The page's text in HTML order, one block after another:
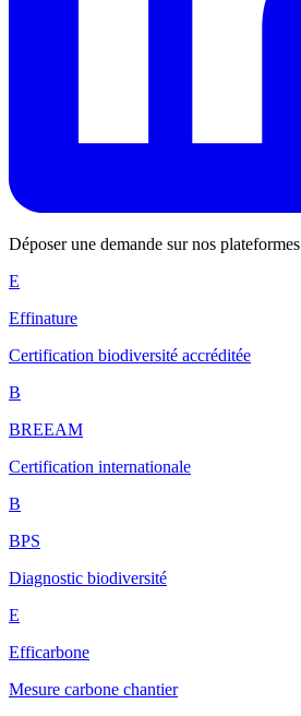
Déposer une demande sur nos plateformes
E
Effinature
Certification biodiversité accréditée
B
BREEAM
Certification internationale
B
BPS
Diagnostic biodiversité
E
Efficarbone
Mesure carbone chantier